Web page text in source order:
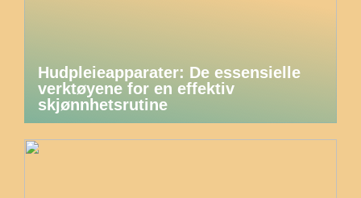
Hudpleieapparater: De essensielle
verktøyene for en effektiv
skjønnhetsrutine